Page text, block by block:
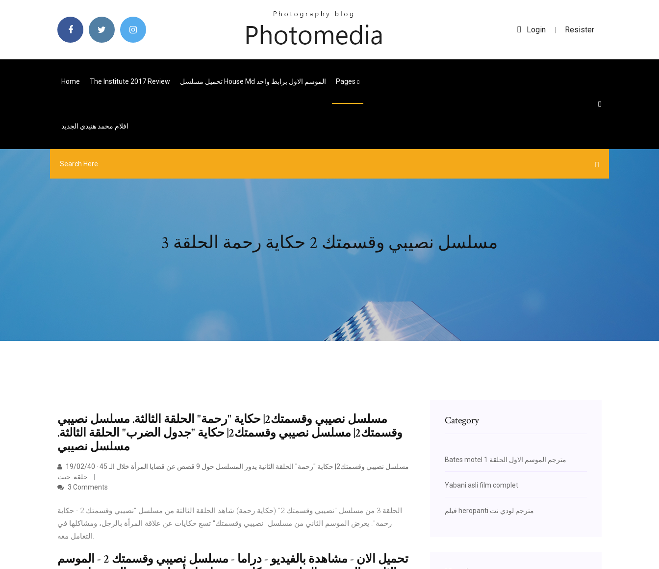
Login | Resister
Home The Institute 2017 Review تحميل مسلسل House Md الموسم الاول برابط واحد Pages
افلام محمد هنيدي الجديد
مسلسل نصيبي وقسمتك 2 حكاية رحمة الحلقة 3
مسلسل نصيبي وقسمتك2| حكاية "رحمة" الحلقة الثالثة. مسلسل نصيبي
وقسمتك2| مسلسل نصيبي وقسمتك2| حكاية "جدول الضرب" الحلقة الثالثة.
19/02/40 · مسلسل نصيبي وقسمتك2| حكاية "رحمة" الحلقة الثانية يدور المسلسل حول 9 قصص عن قضايا المرأة خلال الـ 45
3 Comments
الحلقة 3 من مسلسل "نصيبي وقسمتك 2" (حكاية رحمة) شاهد الحلقة الثالثة من مسلسل "نصيبي وقسمتك 2 - حكاية
رحمة". يعرض الموسم الثاني من مسلسل "نصيبي وقسمتك" تسع حكايات عن علاقة المرأة بالرجل، ومشاكلها في
التعامل معه.
تحميل الان - مشاهدة بالفيديو - دراما - مسلسل نصيبي وقسمتك 2 - الموسم
Category
Bates motel مترجم الموسم الاول الحلقة 1
Yabani asli film complet
فيلم heropanti مترجم لودي نت